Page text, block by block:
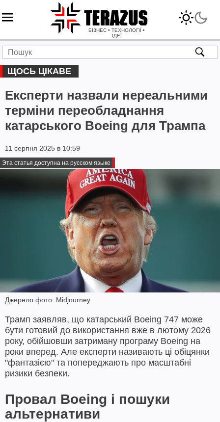
БІЗНЕС • ТЕХНОЛОГІЇ •
ІДЕЇ
ЩОСЬ ЦІКАВЕ
Експерти назвали нереальними
терміни переобладнання
катарського Boeing для Трампа
11 серпня 2025 в 10:59
Эта статья доступна на русском языке
Джерело фото: Midjourney
Трамп заявляв, що катарський Boeing 747 може
бути готовий до використання вже в лютому 2026
року, обійшовши затриману програму Boeing на
роки вперед. Але експерти називають ці обіцянки
"фантазією" та попереджають про масштабні
ризики безпеки.
Провал Boeing і пошуки
альтернативи